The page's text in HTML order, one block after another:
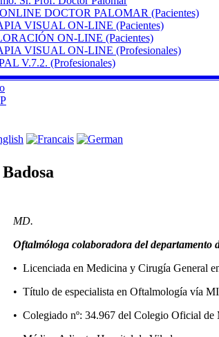
DOCTOR PALOMAR (Pacientes)
VISUAL ON-LINE (Pacientes)
ON-LINE (Pacientes)
VISUAL ON-LINE (Profesionales)
V.7.2. (Profesionales)
MD.
Oftalmóloga colaboradora del departamento
• Licenciada en Medicina y Cirugía General
• Título de especialista en Oftalmología vía
• Colegiado nº: 34.967 del Colegio Oficial de